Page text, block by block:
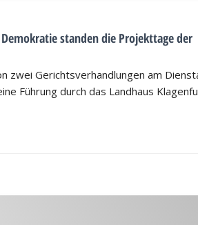
standen die Projekttage der
zwei Gerichtsverhandlungen am
Führung durch das Landhaus